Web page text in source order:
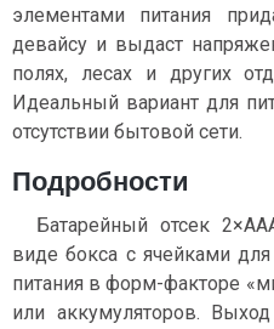
элементами питания
девайсу и выдаст
полях, лесах и других
Идеальный вариант для
отсутствии бытовой сети.
Подробности
Батарейный отсек
виде бокса с ячейками
питания в форм-факторе
или аккумуляторов.